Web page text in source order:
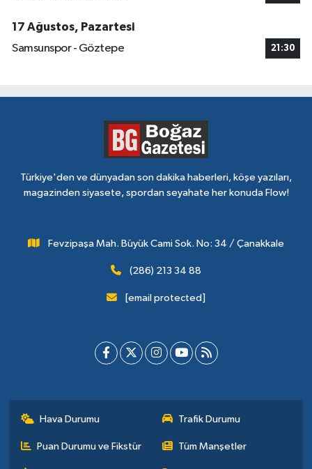
17 Ağustos, Pazartesi
Samsunspor - Göztepe
21:30
Türkiye'den ve dünyadan son dakika haberleri, köşe yazıları,
magazinden siyasete, spordan seyahate her konuda Flow!
Fevzipaşa Mah. Büyük Cami Sok. No: 34 / Çanakkale
(286) 213 34 88
[email protected]
Hava Durumu Trafik Durumu
Puan Durumu ve Fikstür Tüm Manşetler